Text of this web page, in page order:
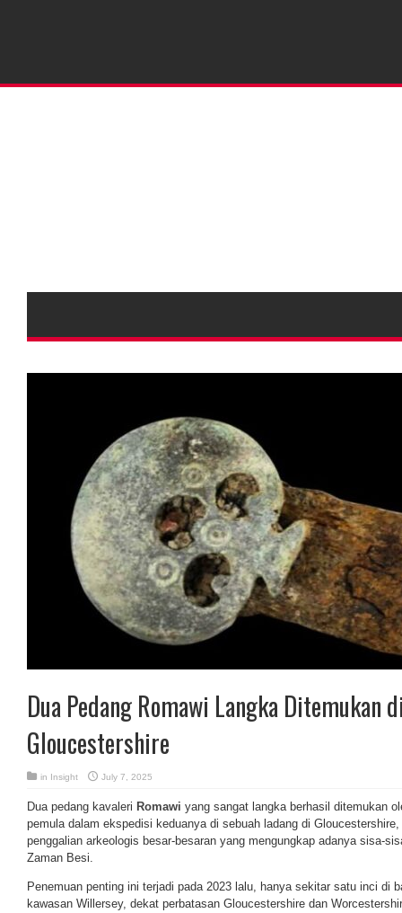
Dua Pedang Romawi Langka Ditemukan
Gloucestershire
in Insight July 7, 2025
Dua pedang kavaleri Romawi yang sangat langka berhasil ditemukan
pemula dalam ekspedisi keduanya di sebuah ladang di
penggalian arkeologis besar-besaran yang mengungkap adanya sisa-
Zaman Besi.
Penemuan penting ini terjadi pada 2023 lalu, hanya sekitar satu inci di
kawasan Willersey, dekat perbatasan Gloucestershire dan